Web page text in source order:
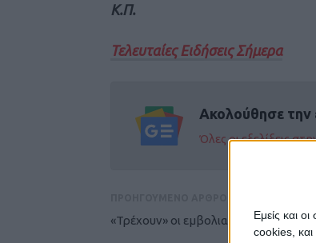
Εμείς και
cookies,
Κ.Π.
Τελευταίες Ειδήσεις Σήμερα
Ακολούθησε
Όλες οι εξελίξεις
«Τρέχουν» οι εμβολιασμοί